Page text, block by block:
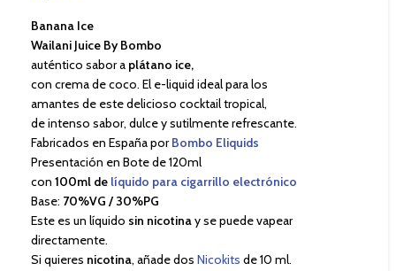
Banana Ice
Wailani Juice By Bombo
auténtico sabor a plátano ice,
con crema de coco. El e-liquid ideal para los
amantes de este delicioso cocktail tropical,
de intenso sabor, dulce y sutilmente refrescante.
Fabricados en España porBombo Eliquids
Presentación en Bote de 120ml
con 100ml de líquido para cigarrillo electrónico
Base: 70%VG / 30%PG
Este es un líquido sin nicotinay se puede vapear
directamente.
Si quieres nicotina, añade dos Nicokits de 10 ml.